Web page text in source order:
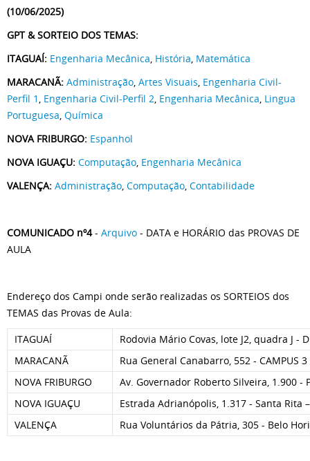
(10/06/2025)
GPT & SORTEIO DOS TEMAS:
ITAGUAÍ: Engenharia Mecânica, História, Matemática
MARACANÃ: Administração, Artes Visuais, Engenharia Civil-
Perfil 1 , Engenharia Civil-Perfil 2, Engenharia Mecânica, Lingua
Portuguesa, Química
NOVA FRIBURGO: Espanhol
NOVA IGUAÇU: Computação, Engenharia Mecânica
VALENÇA: Administração, Computação, Contabilidade
COMUNICADO nº4- Arquivo - DATA e HORÁRIO das PROVAS DE
AULA
Endereço dos Campi onde serão realizadas os SORTEIOS dos
TEMAS das Provas de Aula:
ITAGUAÍ
Rodovia Mário Covas, lote J2, quadra J
MARACANÃ
Rua General Canabarro, 552 - CAMPUS
NOVA FRIBURGO
Av. Governador Roberto Silveira, 1.900 -
NOVA IGUAÇU
Estrada Adrianópolis, 1.317 - Santa Rita
VALENÇA
Rua Voluntários da Pátria, 305 - Belo